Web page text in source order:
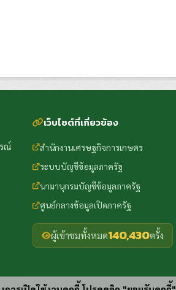
ณ์
เว็บไซต์ที่เกี่ยวข้อง
สำนักงานเศรษฐกิจการเกษตร
ระบบบัญชีข้อมูลภาครัฐ
นามานุกรมบัญชีข้อมูลภาครัฐ
ศูนย์กลางข้อมูลเปิดภาครัฐ
ผู้เข้าชมทั้งหมด140,430ครั้ง